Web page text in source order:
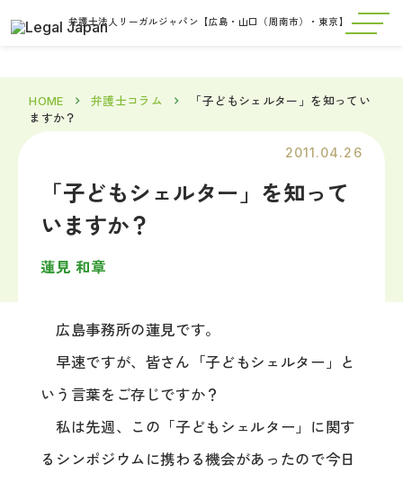
弁護士法人リーガルジャパン【広島・山口（周南市）・東京】
HOME 弁護士コラム
「子どもシェルター」を知ってい
ますか？
2011.04.26
「子どもシェルター」を知って
いますか？
蓮見 和章
広島事務所の蓮見です。
早速ですが、皆さん「子どもシェルター」と
いう言葉をご存じですか？
私は先週、この「子どもシェルター」に関す
るシンポジウムに携わる機会があったので今日